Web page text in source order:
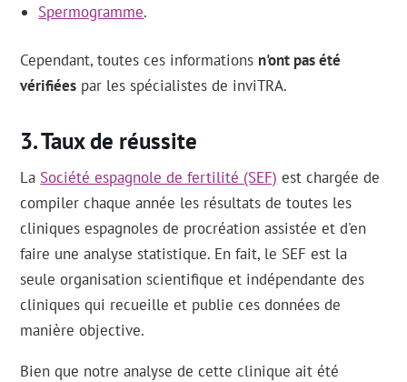
Spermogramme.
Cependant, toutes ces informations n'ont pas été
vérifiées par les spécialistes de inviTRA.
Taux de réussite
La Société espagnole de fertilité (SEF) est chargée de
compiler chaque année les résultats de toutes les
cliniques espagnoles de procréation assistée et d'en
faire une analyse statistique. En fait, le SEF est la
seule organisation scientifique et indépendante des
cliniques qui recueille et publie ces données de
manière objective.
Bien que notre analyse de cette clinique ait été